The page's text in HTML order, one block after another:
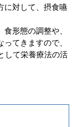
に対して、摂食嚥
形態の調整や、
てきますので、
して栄養療法の活